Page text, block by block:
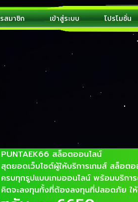
สมาชิก เข้าสู่ระบบ โปรโมชั่น
มากขึ้นสร้างคิวอาร์โ
qr code Top 83
าง qr code ยังไง ผมเชื่อว่า คนไม่ใช่
ก็คือที่อยู่เว็บไซต์แบบบริบูรณ์ที่ใช
PUNTAEK66 สล็อตออนไลน์
สุดยอดเว็บไซต์ผู้ให้บริการเกมส์ สล็อต
ครบทุกรูปแบบเกมออนไลน์ พร้อมบริกา
คิดจะลงทุนทั้งที่ต้องลงทุนที่ปลอดภัย